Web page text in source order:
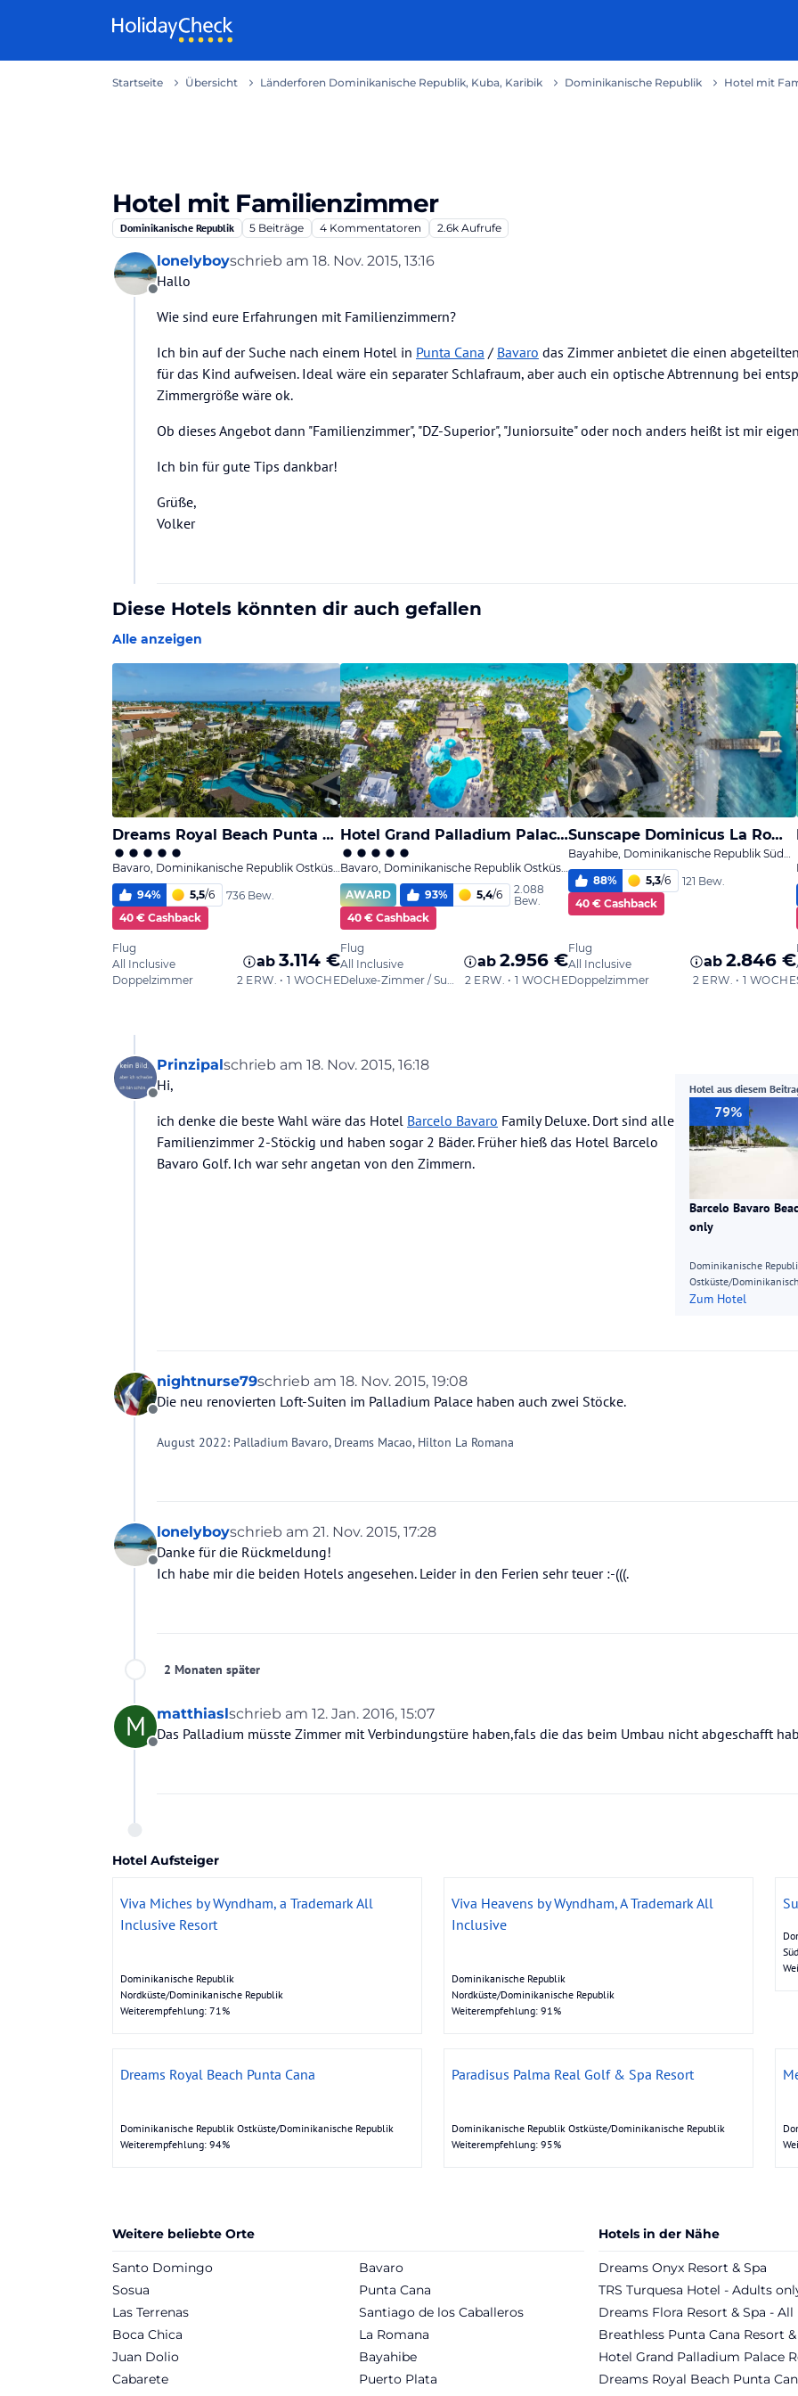
Startseite Übersicht Länderforen Dominikanische Republik, Kuba, Karibik Dominikanische Republik Hotel mit
Hotel mit Familienzimmer
Dominikanische Republik 5 Beiträge 4 Kommentatoren 2.6k Aufrufe
Offline
lonelyboyschrieb am 18. Nov. 2015, 13:16
zuletzt editiert von
Hallo
Wie sind eure Erfahrungen mit Familienzimmern?
Ich bin auf der Suche nach einem Hotel in Punta Cana / Bavaro das Zimmer anbietet die einen
für das Kind aufweisen. Ideal wäre ein separater Schlafraum, aber auch ein optische Abtrennung bei
Zimmergröße wäre ok.
Ob dieses Angebot dann "Familienzimmer", "DZ-Superior", "Juniorsuite" oder noch anders heißt ist mir
Ich bin für gute Tips dankbar!
Grüße,
Volker
Offline
Prinzipalschrieb am 18. Nov. 2015, 16:18
zuletzt editiert von
Hi,
ich denke die beste Wahl wäre das Hotel Barcelo Bavaro Family Deluxe. Dort sind alle
Familienzimmer 2-Stöckig und haben sogar 2 Bäder. Früher hieß das Hotel Barcelo
Bavaro Golf. Ich war sehr angetan von den Zimmern.
Hotel aus diesem
79%
Barcelo Bavaro
only
Dominikanische
Ostküste/
Zum Hotel
Offline
nightnurse79schrieb am 18. Nov. 2015, 19:08
zuletzt editiert von
Die neu renovierten Loft-Suiten im Palladium Palace haben auch zwei Stöcke.
August 2022: Palladium Bavaro, Dreams Macao, Hilton La Romana
Offline
lonelyboyschrieb am 21. Nov. 2015, 17:28
zuletzt editiert von
Danke für die Rückmeldung!
Ich habe mir die beiden Hotels angesehen. Leider in den Ferien sehr teuer :-(((.
2 Monaten später
M
Offline
matthiaslschrieb am 12. Jan. 2016, 15:07
zuletzt editiert von
Das Palladium müsste Zimmer mit Verbindungstüre haben,fals die das beim Umbau nicht abgeschafft
Hotel Aufsteiger
Viva Miches by Wyndham, a Trademark All
Inclusive Resort
Dominikanische Republik
Nordküste/Dominikanische Republik
Weiterempfehlung: 71%
Viva Heavens by Wyndham, A Trademark All
Inclusive
Dominikanische Republik
Nordküste/Dominikanische Republik
Weiterempfehlung: 91%
Dreams Royal Beach Punta Cana
Dominikanische Republik Ostküste/Dominikanische Republik
Weiterempfehlung: 94%
Paradisus Palma Real Golf & Spa Resort
Dominikanische Republik Ostküste/Dominikanische Republik
Weiterempfehlung: 95%
Weitere beliebte Orte
Santo Domingo
Bavaro
Sosua
Punta Cana
Las Terrenas
Santiago de los Caballeros
Boca Chica
La Romana
Juan Dolio
Bayahibe
Cabarete
Puerto Plata
Hotels in der Nähe
Dreams Onyx Resort & Spa
TRS Turquesa Hotel - Adults
Dreams Flora Resort & Spa -
Breathless Punta Cana Resort
Hotel Grand Palladium Palace
Dreams Royal Beach Punta